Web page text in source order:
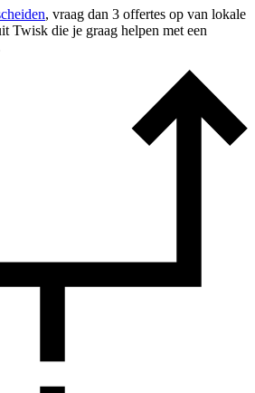
, vraag dan 3 offertes op van lokale
Twisk die je graag helpen met een